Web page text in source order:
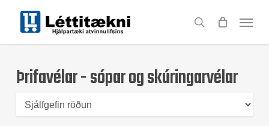
main
search
Þrifavélar - sópar og skúringarvélar